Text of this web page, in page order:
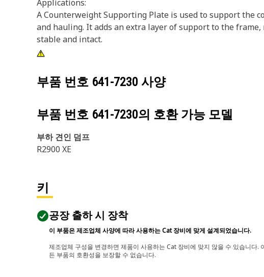
Applications:
A Counterweight Supporting Plate is used to support the
and hauling. It adds an extra layer of support to the
stable and intact.
부품 번호 641-7230 사양
부품 번호 641-7230의 호환 가능 모델
부하 견인 덤프
R2900 XE
키
공장 출하 시 장착
이 부품은 제조업체 사양에 따라 사용하는 Cat 장비에 맞게 설계되었습니다.
제조업체 구성을 변경하면 제품이 사용하는 Cat 장비에 맞지 않을 수 있습니다
든 부품의 호환성을 보장할 수 없습니다.